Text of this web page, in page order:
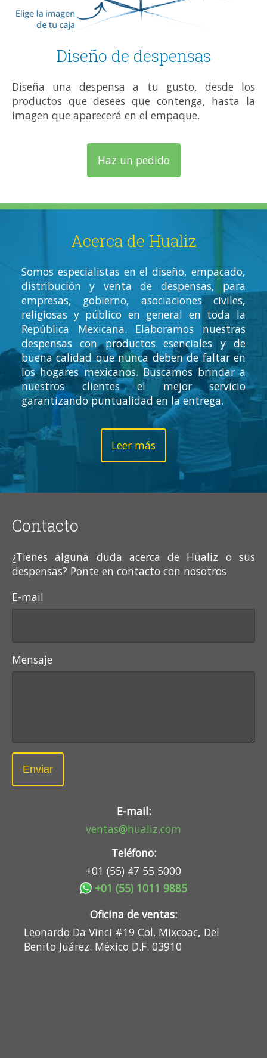
Diseño de despensas
Diseña una despensa a tu gusto, desde los
productos que desees que contenga, hasta la
imagen que aparecerá en el empaque.
Haz un pedido
Acerca de Hualiz
Somos especialistas en el diseño, empacado,
distribución y venta de despensas, para
empresas, gobierno, asociaciones civiles,
religiosas y público en general en toda la
República Mexicana. Elaboramos nuestras
despensas con productos esenciales y de
buena calidad que nunca deben de faltar en
los hogares mexicanos. Buscamos brindar a
nuestros clientes el mejor servicio
garantizando puntualidad en la entrega.
Leer más
Contacto
¿Tienes alguna duda acerca de Hualiz o sus
despensas? Ponte en contacto con nosotros
E-mail
Mensaje
Enviar
E-mail:
ventas@hualiz.com
Teléfono:
+01 (55) 47 55 5000
+01 (55) 1011 9885
Oficina de ventas:
Leonardo Da Vinci #19 Col. Mixcoac, Del
Benito Juárez. México D.F. 03910